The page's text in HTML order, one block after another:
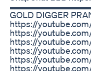
GOLD DIGGER
https://
https://youtube.com/
https://
https://
https://
https://